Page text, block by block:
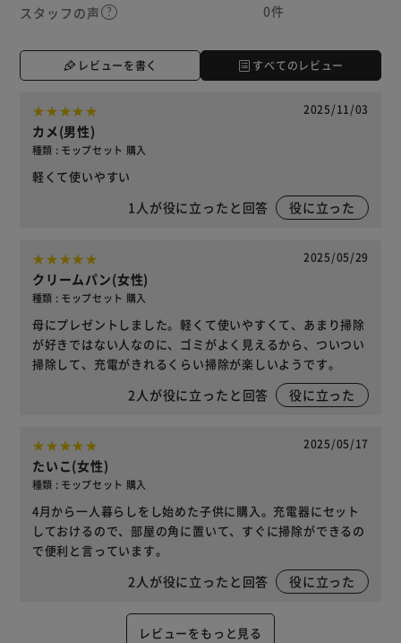
スタッフの声
0件
レビューを書く すべてのレビュー
2025/11/03
カメ(男性)
種類 : モップセット 購入
軽くて使いやすい
1 人が役に立ったと回答 役に立った
2025/05/29
クリームパン(女性)
種類 : モップセット 購入
母にプレゼントしました。軽くて使いやすくて、あまり掃除
が好きではない人なのに、ゴミがよく見えるから、ついつい
掃除して、充電がきれるくらい掃除が楽しいようです。
2 人が役に立ったと回答 役に立った
2025/05/17
たいこ(女性)
種類 : モップセット 購入
4月から一人暮らしをし始めた子供に購入。充電器にセット
しておけるので、部屋の角に置いて、すぐに掃除ができるの
で便利と言っています。
2 人が役に立ったと回答 役に立った
レビューをもっと見る